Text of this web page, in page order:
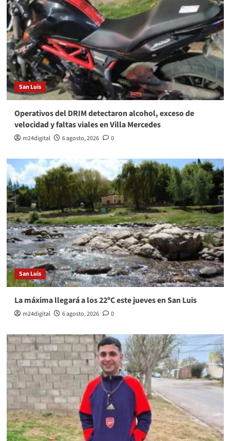
San Luis
Operativos del DRIM detectaron alcohol, exceso de
velocidad y faltas viales en Villa Mercedes
m24digital 6 agosto, 2026 0
San Luis
La máxima llegará a los 22ºC este jueves en San Luis
m24digital 6 agosto, 2026 0